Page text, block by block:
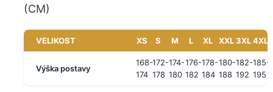
(CM)
VELIKOST XS S M L XL XXL3XL4XL
Výška postavy
168-
174
172-
178
174-
180
176-
182
178-
184
180-
188
182-
192
185-
195